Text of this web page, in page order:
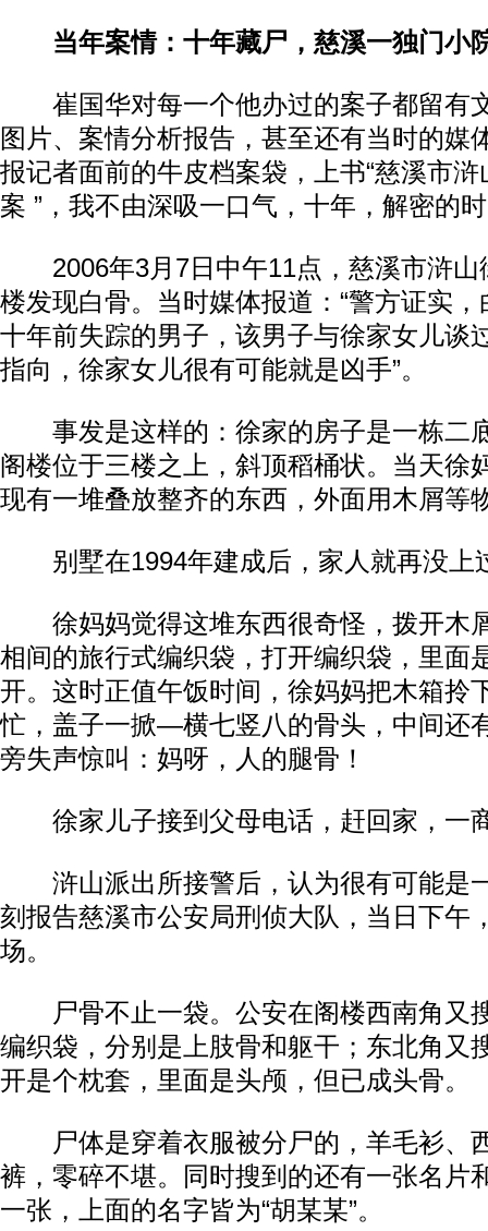
当年案情：十年藏尸，慈溪一独门小
崔国华对每一个他办过的案子都留有
图片、案情分析报告，甚至还有当时的媒
报记者面前的牛皮档案袋，上书“慈溪市
案 ”，我不由深吸一口气，十年，解密的
2006年3月7日中午11点，慈溪市浒山
楼发现白骨。当时媒体报道：“警方证实
十年前失踪的男子，该男子与徐家女儿谈
指向，徐家女儿很有可能就是凶手”。
事发是这样的：徐家的房子是一栋二
阁楼位于三楼之上，斜顶稻桶状。当天徐
现有一堆叠放整齐的东西，外面用木屑等
别墅在1994年建成后，家人就再没上
徐妈妈觉得这堆东西很奇怪，拨开木
相间的旅行式编织袋，打开编织袋，里面
开。这时正值午饭时间，徐妈妈把木箱拎
忙，盖子一掀—横七竖八的骨头，中间还
旁失声惊叫：妈呀，人的腿骨！
徐家儿子接到父母电话，赶回家，一
浒山派出所接警后，认为很有可能是
刻报告慈溪市公安局刑侦大队，当日下午
场。
尸骨不止一袋。公安在阁楼西南角又
编织袋，分别是上肢骨和躯干；东北角又
开是个枕套，里面是头颅，但已成头骨。
尸体是穿着衣服被分尸的，羊毛衫、
裤，零碎不堪。同时搜到的还有一张名片
一张，上面的名字皆为“胡某某”。
动物系恋人啊 | 钟欣潼体验爱情哲学